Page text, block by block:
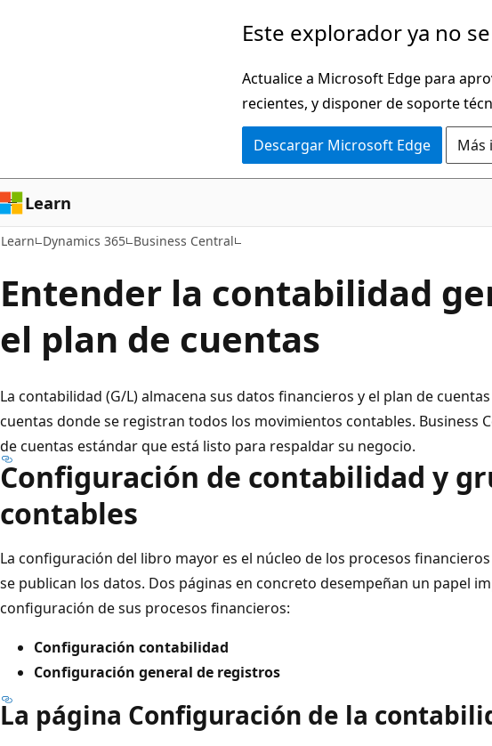
Este explorador ya no
Actualice a Microsoft Edge para
recientes, y disponer de soporte
Descargar Microsoft Edge Más
Learn
Learn Dynamics 365 Business Central
Entender la contabilidad
el plan de cuentas
La contabilidad (G/L) almacena sus datos financieros y el plan de
cuentas donde se registran todos los movimientos contables. Business
de cuentas estándar que está listo para respaldar su negocio.
Configuración de contabilidad y
contables
La configuración del libro mayor es el núcleo de los procesos
se publican los datos. Dos páginas en concreto desempeñan un papel
configuración de sus procesos financieros:
Configuración contabilidad
Configuración general de registros
La página Configuración de la